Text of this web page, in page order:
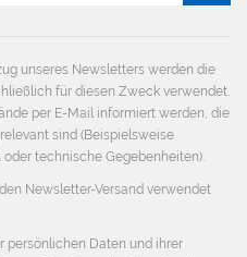
unseres Newsletters werden die
für diesen Zweck verwendet.
per E-Mail informiert werden, die
sind (Beispielsweise
technische Gegebenheiten).
Newsletter-Versand verwendet
persönlichen Daten und ihrer